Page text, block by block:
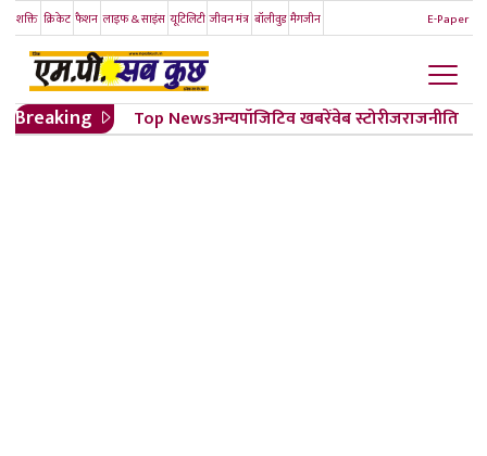
शक्ति क्रिकेट फैशन लाइफ & साइंस यूटिलिटी जीवन मंत्र बॉलीवुड मैगजीन E-Paper
Breaking Top Newsअन्यपॉजिटिव खबरेंवेब स्टोरीजराजनीति